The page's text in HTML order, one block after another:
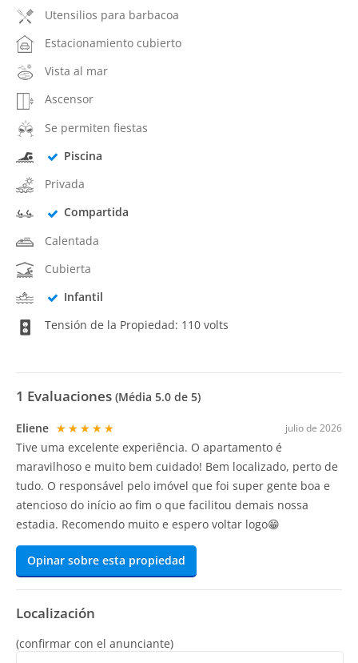
Utensilios para barbacoa
Estacionamiento cubierto
Vista al mar
Ascensor
Se permiten fiestas
Piscina
Privada
Compartida
Calentada
Cubierta
Infantil
Tensión de la Propiedad: 110 volts
1 Evaluaciones (Média 5.0 de 5)
julio de 2026
Eliene ★★★★★
Tive uma excelente experiência. O apartamento é
maravilhoso e muito bem cuidado! Bem localizado, perto de
tudo. O responsável pelo imóvel que foi super gente boa e
atencioso do início ao fim o que facilitou demais nossa
estadia. Recomendo muito e espero voltar logo😁
Opinar sobre esta propiedad
Localización
(confirmar con el anunciante)